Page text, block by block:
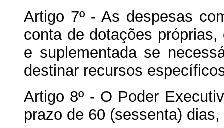
Artigo 7º - As despesas
conta de dotações
e suplementada se
destinar recursos
Artigo 8º - O Poder
prazo de 60 (sessenta)